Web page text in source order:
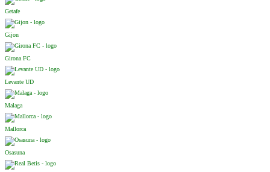
Getafe
Gijon
Girona FC
Levante UD
Malaga
Mallorca
Osasuna